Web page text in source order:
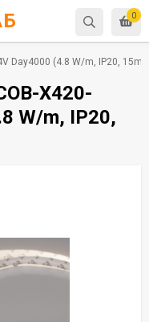
0
Day4000 (4.8 W/m, IP20,
X420-
W/m, IP20,